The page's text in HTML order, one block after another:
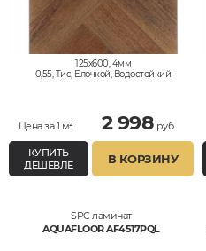
125x600, 4мм
0,55, Тис, Елочкой, Водостойкий
Цена за 1 м² 2 998 руб.
КУПИТЬ
ДЕШЕВЛЕ
В КОРЗИНУ
SPC ламинат
AQUAFLOOR AF4517PQL